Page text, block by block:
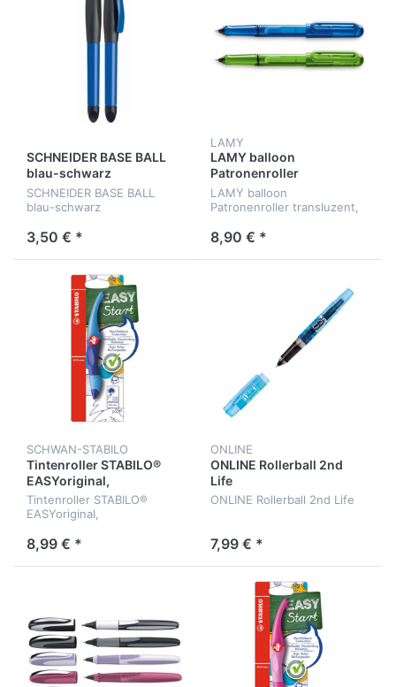
SCHNEIDER BASE BALL
blau-schwarz
SCHNEIDER BASE BALL
blau-schwarz
3,50 € *
LAMY
LAMY balloon
Patronenroller
transluzent
LAMY balloon
Patronenroller transluzent,
8,90 € *
SCHWAN-STABILO
Tintenroller STABILO®
EASYoriginal,
dunkelblau/hellblau RH
Tintenroller STABILO®
EASYoriginal,
Rechtshänder
8,99 € *
ONLINE
ONLINE Rollerball 2nd
Life
ONLINE Rollerball 2nd Life
7,99 € *